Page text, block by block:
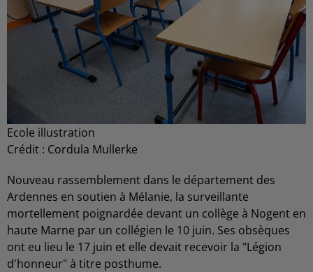
Ecole illustration
Crédit : Cordula Mullerke
Nouveau rassemblement dans le département des
Ardennes en soutien à Mélanie, la surveillante
mortellement poignardée devant un collège à Nogent en
haute Marne par un collégien le 10 juin. Ses obsèques
ont eu lieu le 17 juin et elle devait recevoir la "Légion
d'honneur" à titre posthume.